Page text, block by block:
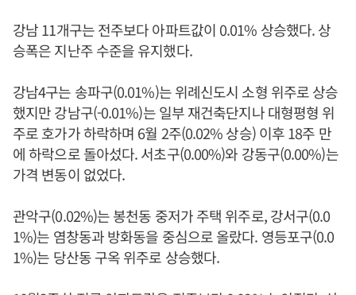
강남 11개구는 전주보다 아파트값이 0.01% 상승했다. 상
승폭은 지난주 수준을 유지했다.
강남4구는 송파구(0.01%)는 위례신도시 소형 위주로 상승
했지만 강남구(-0.01%)는 일부 재건축단지나 대형평형 위
주로 호가가 하락하며 6월 2주(0.02% 상승) 이후 18주 만
에 하락으로 돌아섰다. 서초구(0.00%)와 강동구(0.00%)는
가격 변동이 없었다.
관악구(0.02%)는 봉천동 중저가 주택 위주로, 강서구(0.0
1%)는 염창동과 방화동을 중심으로 올랐다. 영등포구(0.0
1%)는 당산동 구옥 위주로 상승했다.